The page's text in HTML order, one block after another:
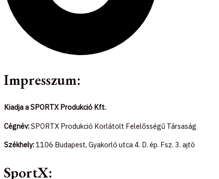
Impresszum:
Kiadja a SPORTX Produkció Kft.
Cégnév:SPORTX Produkció Korlátolt Felelősségű Társaság
Székhely:1106 Budapest, Gyakorló utca 4. D. ép. Fsz. 3. ajtó
SportX: